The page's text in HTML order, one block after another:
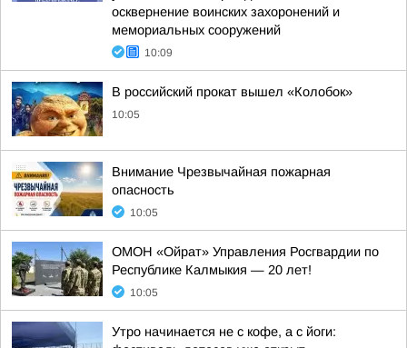
осквернение воинских захоронений и
мемориальных сооружений
10:09
В российский прокат вышел «Колобок»
10:05
Внимание Чрезвычайная пожарная
опасность
10:05
ОМОН «Ойрат» Управления Росгвардии по
Республике Калмыкия — 20 лет!
10:05
Утро начинается не с кофе, а с йоги: